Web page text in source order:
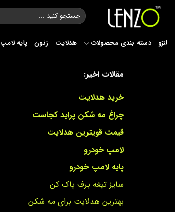
Skip
content
جستجو
برای:
لنزو دسته بندی محصولات هدلایت زنون پایه لامپ
مقالات اخیر:
خرید هدلایت
چراغ مه شکن پراید کجاست
قیمت قویترین هدلایت
لامپ خودرو
پایه لامپ خودرو
سایز تیغه برف پاک کن
بهترین هدلایت برای مه شکن